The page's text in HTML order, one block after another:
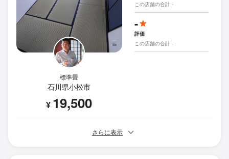
標準畳
石川県小松市
¥ 19,500
この店舗の合計 -
-
評価
この店舗の合計 -
さらに表示